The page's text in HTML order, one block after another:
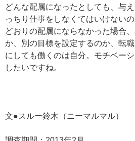
どんな配属になったとしても、与
っちり仕事をしなくてはいけない
どおりの配属にならなかった場合
か、別の目標を設定するのか、転
にしても働くのは自分。モチベー
したいですね。
文●スルー鈴木（ニーマルマル）